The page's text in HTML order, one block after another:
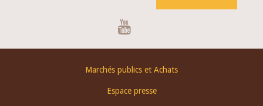
Marchés publics et Achats
Espace presse